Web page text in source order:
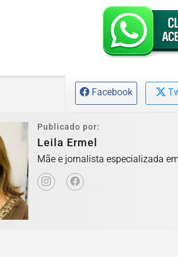
Facebook
Publicado por:
Leila Ermel
Mãe e jornalista especializada